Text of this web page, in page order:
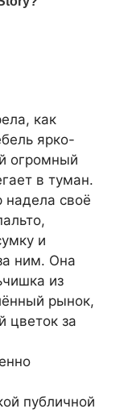
как
ярко-
огромный
в туман.
своё
и
ним. Она
из
рынок,
цветок за
публичной